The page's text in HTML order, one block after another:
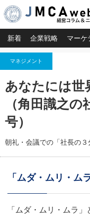
新着 企業戦略 マーケ
マネジメント
あなたには世
（角田識之の
号）
朝礼・会議での「社長の
「ムダ・ムリ・ムラ
「ムダ・ムリ・ムラ」